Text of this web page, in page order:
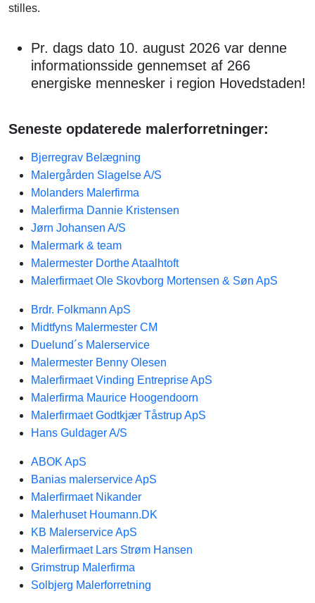
stilles.
Pr. dags dato 10. august 2026 var denne
informationsside gennemset af 266
energiske mennesker i region Hovedstaden!
Seneste opdaterede malerforretninger:
Bjerregrav Belægning
Malergården Slagelse A/S
Molanders Malerfirma
Malerfirma Dannie Kristensen
Jørn Johansen A/S
Malermark & team
Malermester Dorthe Ataalhtoft
Malerfirmaet Ole Skovborg Mortensen & Søn ApS
Brdr. Folkmann ApS
Midtfyns Malermester CM
Duelund´s Malerservice
Malermester Benny Olesen
Malerfirmaet Vinding Entreprise ApS
Malerfirma Maurice Hoogendoorn
Malerfirmaet Godtkjær Tåstrup ApS
Hans Guldager A/S
ABOK ApS
Banias malerservice ApS
Malerfirmaet Nikander
Malerhuset Houmann.DK
KB Malerservice ApS
Malerfirmaet Lars Strøm Hansen
Grimstrup Malerfirma
Solbjerg Malerforretning